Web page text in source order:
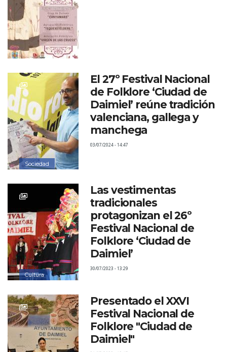
Sociedad
El 27º Festival Nacional
de Folklore ‘Ciudad de
Daimiel’ reúne tradición
valenciana, gallega y
manchega
03/07/2024 - 14:47
Cultura
Las vestimentas
tradicionales
protagonizan el 26º
Festival Nacional de
Folklore ‘Ciudad de
Daimiel’
30/07/2023 - 13:29
Presentado el XXVI
Festival Nacional de
Folklore "Ciudad de
Daimiel"